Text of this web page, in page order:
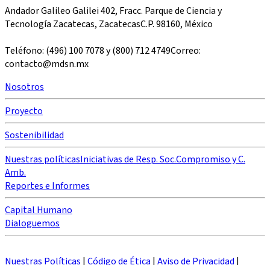
Andador Galileo Galilei 402, Fracc. Parque de Ciencia y
Tecnología Zacatecas, ZacatecasC.P. 98160, México
Teléfono: (496) 100 7078 y (800) 712 4749Correo:
contacto@mdsn.mx
Nosotros
Proyecto
Sostenibilidad
Nuestras políticasIniciativas de Resp. Soc.Compromiso y C.
Amb.
Reportes e Informes
Capital Humano
Dialoguemos
Nuestras Políticas |Código de Ética |Aviso de Privacidad |